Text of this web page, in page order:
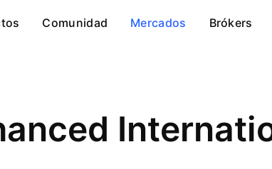
Comunidad Mercados Brókers